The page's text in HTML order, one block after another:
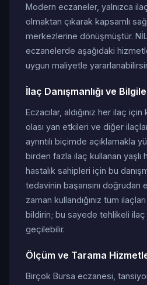
Modern eczaneler, yalnızca
olmaktan çıkarak kapsamlı
merkezlerine dönüşmüştür.
eczanelerde aşağıdaki
uygun maliyetle
İlaç Danışmanlığı ve
Eczacılar, aldığınız her ilaç için
olası yan etkileri ve diğer
ayrıntılı biçimde açıklamakla
birden fazla ilaç kullanan yaşlı
hastalık sahipleri için bu
tedavinin başarısını doğrudan
zaman kullandığınız tüm
bildirin; bu sayede tehlikeli
geçilebilir.
Ölçüm ve Tarama
Birçok Bursa eczanesi,